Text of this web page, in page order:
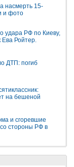
насмерть 15-
и фото
удара РФ по Киеву,
Ева Ройтер.
ДТП: погиб
на бешеной
и сгоревшие
стороны РФ в